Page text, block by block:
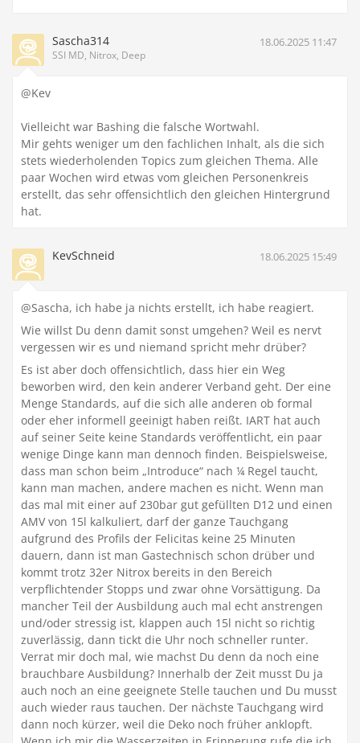
Sascha314
SSI MD, Nitrox, Deep
18.06.2025 11:47
@Kev
Vielleicht war Bashing die falsche Wortwahl.
Mir gehts weniger um den fachlichen Inhalt, als die sich
stets wiederholenden Topics zum gleichen Thema. Alle
paar Wochen wird etwas vom gleichen Personenkreis
erstellt, das sehr offensichtlich den gleichen Hintergrund
hat.
KevSchneid 18.06.2025 15:49
@Sascha, ich habe ja nichts erstellt, ich habe reagiert.
Wie willst Du denn damit sonst umgehen? Weil es nervt
vergessen wir es und niemand spricht mehr drüber?
Es ist aber doch offensichtlich, dass hier ein Weg
beworben wird, den kein anderer Verband geht. Der eine
Menge Standards, auf die sich alle anderen ob formal
oder eher informell geeinigt haben reißt. IART hat auch
auf seiner Seite keine Standards veröffentlicht, ein paar
wenige Dinge kann man dennoch finden. Beispielsweise,
dass man schon beim „Introduce“ nach ¼ Regel taucht,
kann man machen, andere machen es nicht. Wenn man
das mal mit einer auf 230bar gut gefüllten D12 und einen
AMV von 15l kalkuliert, darf der ganze Tauchgang
aufgrund des Profils der Felicitas keine 25 Minuten
dauern, dann ist man Gastechnisch schon drüber und
kommt trotz 32er Nitrox bereits in den Bereich
verpflichtender Stopps und zwar ohne Vorsättigung. Da
mancher Teil der Ausbildung auch mal echt anstrengen
und/oder stressig ist, klappen auch 15l nicht so richtig
zuverlässig, dann tickt die Uhr noch schneller runter.
Verrat mir doch mal, wie machst Du denn da noch eine
brauchbare Ausbildung? Innerhalb der Zeit musst Du ja
auch noch an eine geeignete Stelle tauchen und Du musst
auch wieder raus tauchen. Der nächste Tauchgang wird
dann noch kürzer, weil die Deko noch früher anklopft.